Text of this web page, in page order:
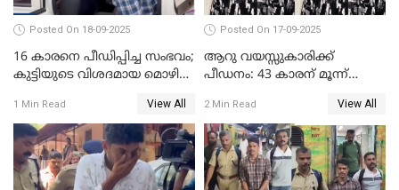
Posted On 18-09-2025
16 കാരനെ പീഡിപ്പിച്ച സംഭവം;
കുട്ടിയുടെ വിശദമായ മൊഴി
1 Min Read View All
Posted On 17-09-2025
ആറു വയസ്സുകാരിക്ക്
പീഡനം: 43 കാരന് മൂന്ന്
പിഴയും ശിക്ഷ
2 Min Read View All